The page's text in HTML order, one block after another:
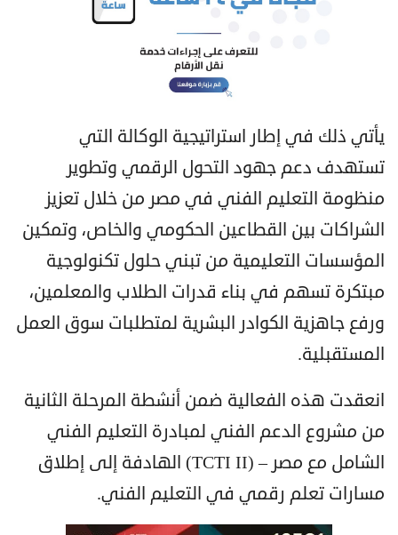
يأتي ذلك في إطار استراتيجية الوكالة التي
تستهدف دعم جهود التحول الرقمي وتطوير
منظومة التعليم الفني في مصر من خلال تعزيز
الشراكات بين القطاعين الحكومي والخاص، وتمكين
المؤسسات التعليمية من تبني حلول تكنولوجية
مبتكرة تسهم في بناء قدرات الطلاب والمعلمين،
ورفع جاهزية الكوادر البشرية لمتطلبات سوق العمل
المستقبلية.
انعقدت هذه الفعالية ضمن أنشطة المرحلة الثانية
من مشروع الدعم الفني لمبادرة التعليم الفني
الشامل مع مصر – (TCTI II) الهادفة إلى إطلاق
مسارات تعلم رقمي في التعليم الفني.